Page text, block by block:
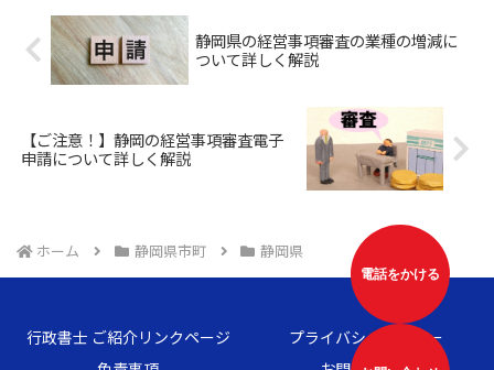
電話をかける
が発足しました。伊豆市は静岡県
の面積の4.1%を占めて、浜松...
まれた市です。２００４年に榛
原...
静岡県の経営事項審査の業種の増減に
ついて詳しく解説
【ご注意！】静岡の経営事項審査電子
申請について詳しく解説
ホーム 静岡県市町 静岡県
行政書士 ご紹介リンクページ
プライバシーポリシー